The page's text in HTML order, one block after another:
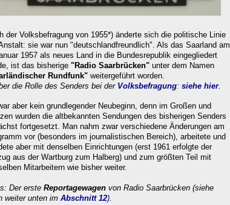
der Volksbefragung von 1955*) änderte sich die politische Linie
sie war nun "deutschlandfreundlich". Als das Saarland am
1957 als neues Land in die Bundesrepublik eingegliedert
ist das bisherige "Radio Saarbrücken" unter dem Namen
Rundfunk" weitergeführt worden.
die Rolle des Senders bei derVolksbefragung: siehe hier.
aber kein grundlegender Neubeginn, denn im Großen und
wurden die altbekannten Sendungen des bisherigen Senders
fortgesetzt. Man nahm zwar verschiedene Änderungen am
vor (besonders im journalistischen Bereich), arbeitete und
aber mit denselben Einrichtungen (erst 1961 erfolgte der
aus der Wartburg zum Halberg) und zum größten Teil mit
Mitarbeitern wie bisher weiter.
Der erste Reportagewagen von Radio Saarbrücken (siehe
weiter unten im Abschnitt 12).